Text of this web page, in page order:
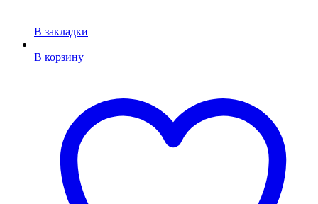
В закладки
В корзину